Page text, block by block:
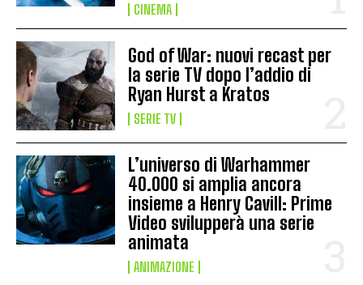
CINEMA
God of War: nuovi recast per
la serie TV dopo l’addio di
Ryan Hurst a Kratos
SERIE TV
L’universo di Warhammer
40.000 si amplia ancora
insieme a Henry Cavill: Prime
Video svilupperà una serie
animata
ANIMAZIONE